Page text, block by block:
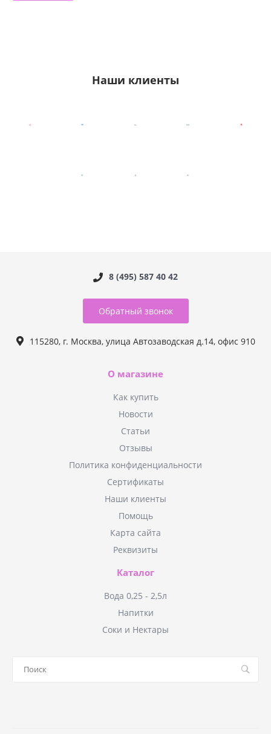
Наши клиенты
8 (495) 587 40 42
Обратный звонок
115280, г. Москва, улица Автозаводская д.14, офис 910
О магазине
Как купить
Новости
Статьи
Отзывы
Политика конфиденциальности
Сертификаты
Наши клиенты
Помощь
Карта сайта
Реквизиты
Каталог
Вода 0,25 - 2,5л
Напитки
Соки и Нектары